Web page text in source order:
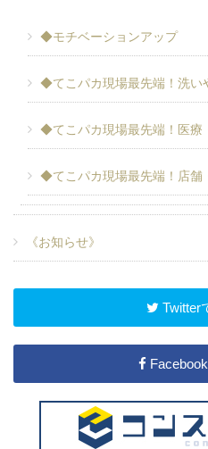
◆モチベーションアップ
◆てこパカ現場最先端！洗い
◆てこパカ現場最先端！医療
◆てこパカ現場最先端！店舗
《お知らせ》
Twitter